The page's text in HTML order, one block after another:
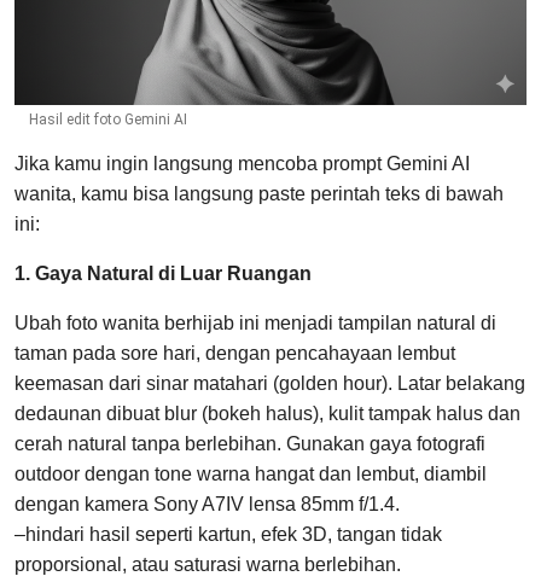
Hasil edit foto Gemini AI
Jika kamu ingin langsung mencoba prompt Gemini AI
wanita, kamu bisa langsung paste perintah teks di bawah
ini:
1. Gaya Natural di Luar Ruangan
Ubah foto wanita berhijab ini menjadi tampilan natural di
taman pada sore hari, dengan pencahayaan lembut
keemasan dari sinar matahari (golden hour). Latar belakang
dedaunan dibuat blur (bokeh halus), kulit tampak halus dan
cerah natural tanpa berlebihan. Gunakan gaya fotografi
outdoor dengan tone warna hangat dan lembut, diambil
dengan kamera Sony A7IV lensa 85mm f/1.4.
–hindari hasil seperti kartun, efek 3D, tangan tidak
proporsional, atau saturasi warna berlebihan.